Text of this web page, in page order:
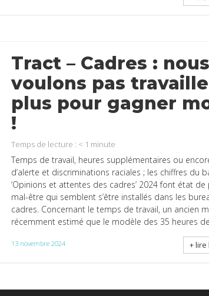
Tract – Cadres :
voulons pas
plus pour gagner
!
Temps de lecture : < 1 minute
Temps de travail, heures supplémentaires ou
d’alerte et discriminations raciales ; les chiffres du
‘Opinions et attentes des cadres’ 2024 font état de
mal-être qui semblent s’être installés dans les
cadres. Concernant le temps de travail, un ancien
récemment estimé que le modèle des 35 heures
13 novembre 2024 + lire